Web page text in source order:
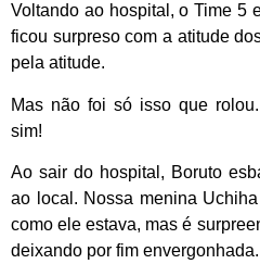
Voltando ao hospital, o Time 5
ficou surpreso com a atitude
pela atitude.
Mas não foi só isso que rolou.
sim!
Ao sair do hospital, Boruto
ao local. Nossa menina
como ele estava, mas é
deixando por fim envergonhada.